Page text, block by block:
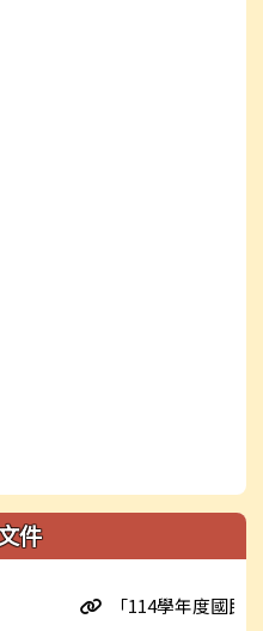
件
「114學年度國民小